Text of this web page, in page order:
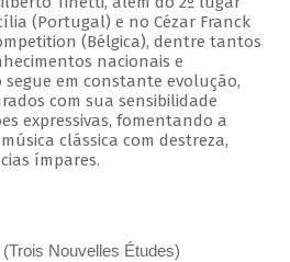
(Portugal) e no Cézar Franck
(Bélgica), dentre tantos
nacionais e
em constante evolução,
com sua sensibilidade
expressivas, fomentando a
clássica com destreza,
ímpares.
(Trois Nouvelles Études)